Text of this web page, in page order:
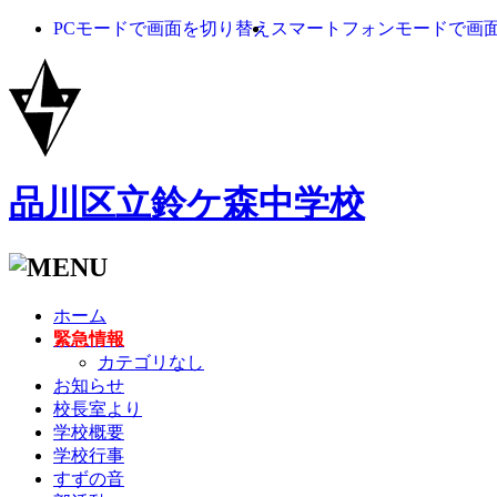
PCモードで画面を切り替え スマートフォンモードで画
品川区立鈴ケ森中学校
ホーム
緊急情報
カテゴリなし
お知らせ
校長室より
学校概要
学校行事
すずの音